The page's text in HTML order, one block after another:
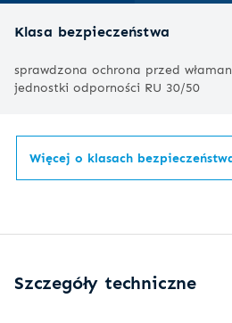
Klasa bezpieczeństwa
sprawdzona ochrona przed
jednostki odporności RU 30/50
Więcej o klasach
Szczegóły techniczne